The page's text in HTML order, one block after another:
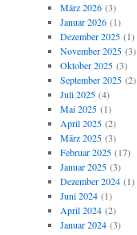
März 2026(3)
Januar 2026(1)
Dezember 2025(1)
November 2025(3)
Oktober 2025(3)
September 2025(2)
Juli 2025(4)
Mai 2025(1)
April 2025(2)
März 2025(3)
Februar 2025(17)
Januar 2025(3)
Dezember 2024(1)
Juni 2024(1)
April 2024(2)
Januar 2024(3)